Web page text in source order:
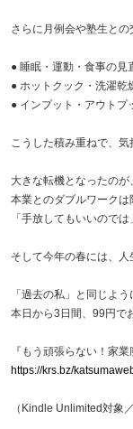
さらに月例会や塾生との
● 睡眠・運動・食事の見
● ホットクック・洗濯乾
● インプット・アウトプ
こうした積み重ねで、気
大きな転機となったのが
本業とのダブルワークは
「手放してもいいので
そして今年の春には、
「過去の私」と同じよ
本日から3日間、99円で
『もう頑張らない！家
https://krs.bz/
（Kindle Unlimited対象